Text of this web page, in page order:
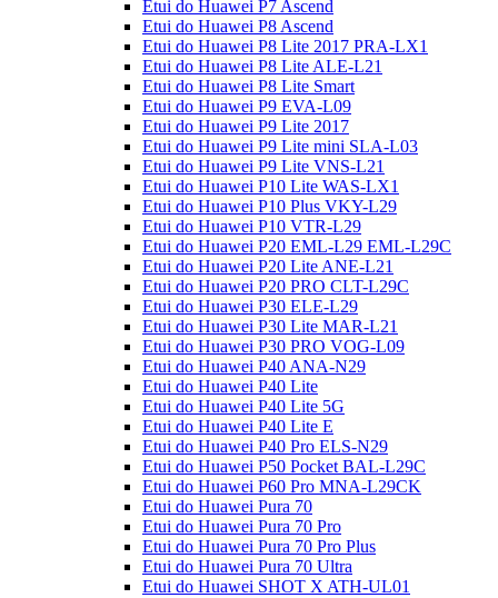
Etui do Huawei P7 Ascend
Etui do Huawei P8 Ascend
Etui do Huawei P8 Lite 2017 PRA-LX1
Etui do Huawei P8 Lite ALE-L21
Etui do Huawei P8 Lite Smart
Etui do Huawei P9 EVA-L09
Etui do Huawei P9 Lite 2017
Etui do Huawei P9 Lite mini SLA-L03
Etui do Huawei P9 Lite VNS-L21
Etui do Huawei P10 Lite WAS-LX1
Etui do Huawei P10 Plus VKY-L29
Etui do Huawei P10 VTR-L29
Etui do Huawei P20 EML-L29 EML-L29C
Etui do Huawei P20 Lite ANE-L21
Etui do Huawei P20 PRO CLT-L29C
Etui do Huawei P30 ELE-L29
Etui do Huawei P30 Lite MAR-L21
Etui do Huawei P30 PRO VOG-L09
Etui do Huawei P40 ANA-N29
Etui do Huawei P40 Lite
Etui do Huawei P40 Lite 5G
Etui do Huawei P40 Lite E
Etui do Huawei P40 Pro ELS-N29
Etui do Huawei P50 Pocket BAL-L29C
Etui do Huawei P60 Pro MNA-L29CK
Etui do Huawei Pura 70
Etui do Huawei Pura 70 Pro
Etui do Huawei Pura 70 Pro Plus
Etui do Huawei Pura 70 Ultra
Etui do Huawei SHOT X ATH-UL01